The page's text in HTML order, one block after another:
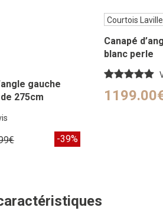
gauche
275cm
-39%
Courtois Laville
Canapé
blanc perle